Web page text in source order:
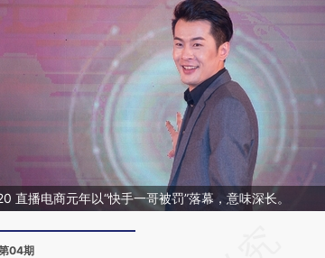
直播电商元年以“快手一哥被罚”落幕，意味深长。
04期